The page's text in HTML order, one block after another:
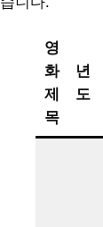
영
화
제
목
년
도